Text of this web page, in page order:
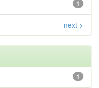
1
next >
1